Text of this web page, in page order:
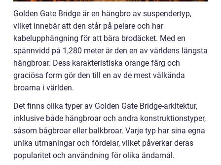
Golden Gate Bridge är en hängbro av suspendertyp,
vilket innebär att den står på pelare och har
kabelupphängning för att bära brodäcket. Med en
spännvidd på 1,280 meter är den en av världens längsta
hängbroar. Dess karakteristiska orange färg och
graciösa form gör den till en av de mest välkända
broarna i världen.
Det finns olika typer av Golden Gate Bridge-arkitektur,
inklusive både hängbroar och andra konstruktionstyper,
såsom bågbroar eller balkbroar. Varje typ har sina egna
unika utmaningar och fördelar, vilket påverkar deras
popularitet och användning för olika ändamål.